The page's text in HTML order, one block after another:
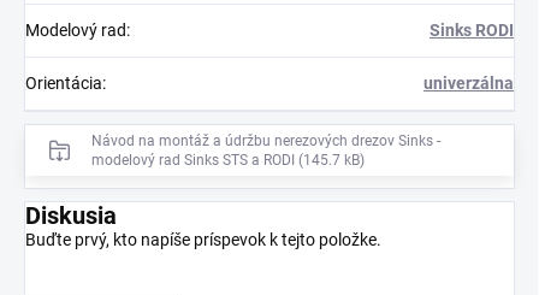
Modelový rad: Sinks RODI
Orientácia: univerzálna
Návod na montáž a údržbu nerezových drezov Sinks -
modelový rad Sinks STS a RODI (145.7 kB)
Diskusia
Buďte prvý, kto napíše príspevok k tejto položke.